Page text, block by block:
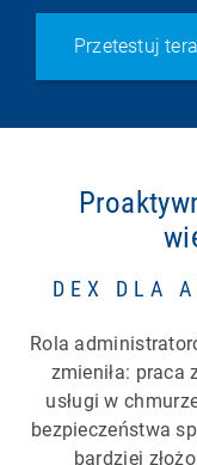
Przetestuj
DEX DLA
Rola
zmieniła: praca
usługi w
bezpieczeństwa
bardziej